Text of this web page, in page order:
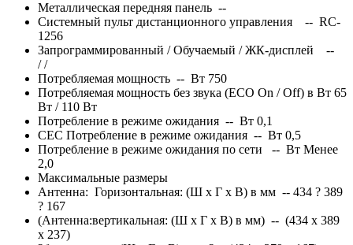
Металлическая передняя панель --
Системный пульт дистанционного управления -- RC-
1256
Запрограммированный / Обучаемый / ЖК-дисплей --
//
Потребляемая мощность -- Вт 750
Потребляемая мощность без звука (ECO On / Off) в Вт 65
Вт / 110 Вт
Потребление в режиме ожидания -- Вт 0,1
CEC Потребление в режиме ожидания -- Вт 0,5
Потребление в режиме ожидания по сети -- Вт Менее
2,0
Максимальные размеры
Антенна: Горизонтальная: (Ш x Г x В) в мм -- 434 ? 389
? 167
(Антенна:вертикальная: (Ш x Г x В) в мм) -- (434 x 389
x 237)